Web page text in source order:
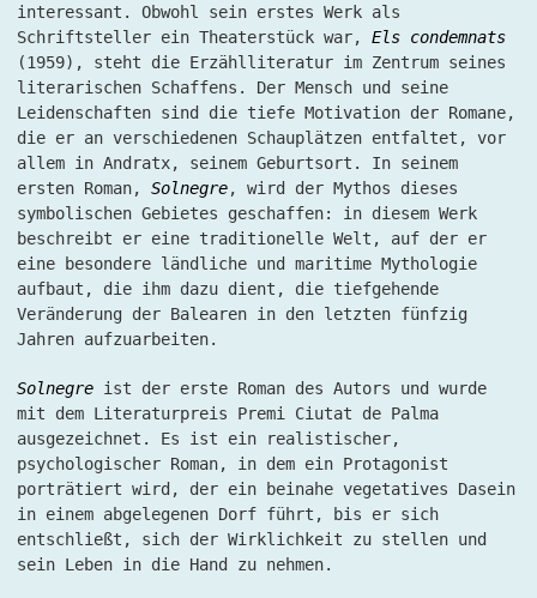
interessant. Obwohl sein erstes Werk als
Schriftsteller ein Theaterstück war, Els condemnats
(1959), steht die Erzählliteratur im Zentrum seines
literarischen Schaffens. Der Mensch und seine
Leidenschaften sind die tiefe Motivation der Romane,
die er an verschiedenen Schauplätzen entfaltet, vor
allem in Andratx, seinem Geburtsort. In seinem
ersten Roman, Solnegre, wird der Mythos dieses
symbolischen Gebietes geschaffen: in diesem Werk
beschreibt er eine traditionelle Welt, auf der er
eine besondere ländliche und maritime Mythologie
aufbaut, die ihm dazu dient, die tiefgehende
Veränderung der Balearen in den letzten fünfzig
Jahren aufzuarbeiten.
Solnegreist der erste Roman des Autors und wurde
mit dem Literaturpreis Premi Ciutat de Palma
ausgezeichnet. Es ist ein realistischer,
psychologischer Roman, in dem ein Protagonist
porträtiert wird, der ein beinahe vegetatives Dasein
in einem abgelegenen Dorf führt, bis er sich
entschließt, sich der Wirklichkeit zu stellen und
sein Leben in die Hand zu nehmen.